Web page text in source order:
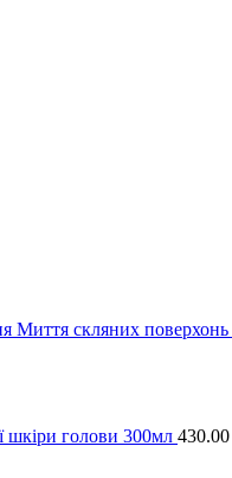
Миття скляних поверхонь
голови 300мл 430.00